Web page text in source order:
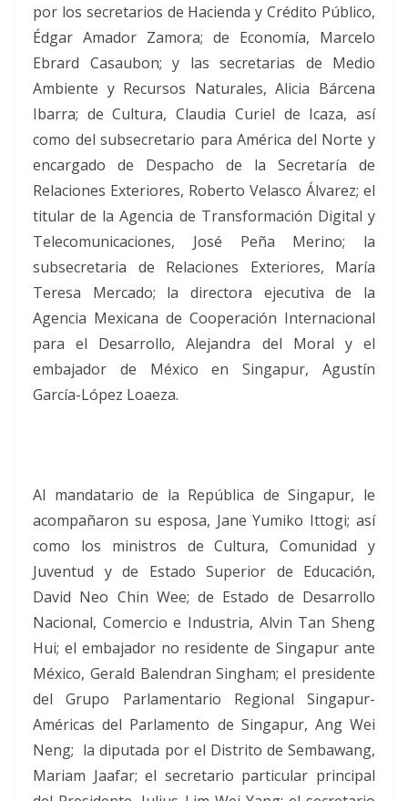
por los secretarios de Hacienda y Crédito Público,
Édgar Amador Zamora; de Economía, Marcelo
Ebrard Casaubon; y las secretarias de Medio
Ambiente y Recursos Naturales, Alicia Bárcena
Ibarra; de Cultura, Claudia Curiel de Icaza, así
como del subsecretario para América del Norte y
encargado de Despacho de la Secretaría de
Relaciones Exteriores, Roberto Velasco Álvarez; el
titular de la Agencia de Transformación Digital y
Telecomunicaciones, José Peña Merino; la
subsecretaria de Relaciones Exteriores, María
Teresa Mercado; la directora ejecutiva de la
Agencia Mexicana de Cooperación Internacional
para el Desarrollo, Alejandra del Moral y el
embajador de México en Singapur, Agustín
García-López Loaeza.
Al mandatario de la República de Singapur, le
acompañaron su esposa, Jane Yumiko Ittogi; así
como los ministros de Cultura, Comunidad y
Juventud y de Estado Superior de Educación,
David Neo Chin Wee; de Estado de Desarrollo
Nacional, Comercio e Industria, Alvin Tan Sheng
Hui; el embajador no residente de Singapur ante
México, Gerald Balendran Singham; el presidente
del Grupo Parlamentario Regional Singapur-
Américas del Parlamento de Singapur, Ang Wei
Neng; la diputada por el Distrito de Sembawang,
Mariam Jaafar; el secretario particular principal